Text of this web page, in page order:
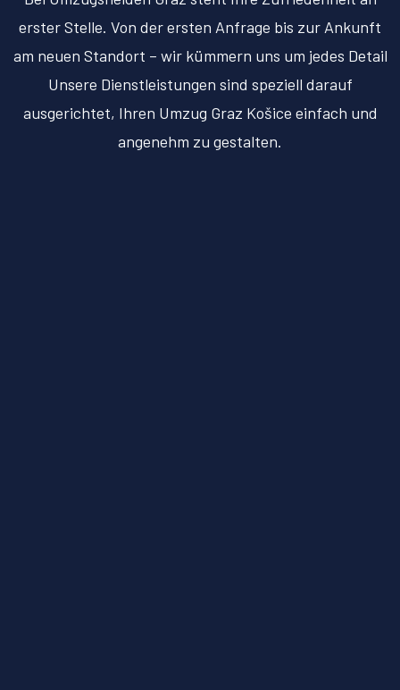
erster Stelle. Von der ersten Anfrage bis zur Ankunft
am neuen Standort – wir kümmern uns um jedes Detail
Unsere Dienstleistungen sind speziell darauf
ausgerichtet, Ihren Umzug Graz Košice einfach und
angenehm zu gestalten.